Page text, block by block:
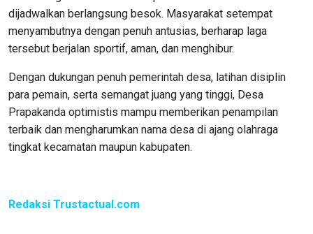
dijadwalkan berlangsung besok. Masyarakat setempat
menyambutnya dengan penuh antusias, berharap laga
tersebut berjalan sportif, aman, dan menghibur.
Dengan dukungan penuh pemerintah desa, latihan disiplin
para pemain, serta semangat juang yang tinggi, Desa
Prapakanda optimistis mampu memberikan penampilan
terbaik dan mengharumkan nama desa di ajang olahraga
tingkat kecamatan maupun kabupaten.
Redaksi Trustactual.com